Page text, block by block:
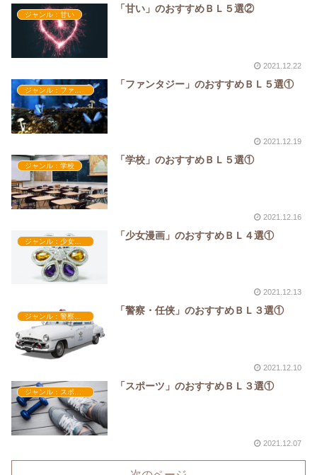
ジャンル：甘い
「甘い」のおすすめＢＬ５選②
2021.12.22
「ファンタジー」のおすすめＢＬ５選①
2021.12.19
ジャンル：学校
「学校」のおすすめＢＬ５選①
2021.12.16
「少女漫画」のおすすめＢＬ４選①
2021.12.13
ジャンル：警察・任侠
「警察・任侠」のおすすめＢＬ３選①
2021.12.10
「スポーツ」のおすすめＢＬ３選①
2021.12.07